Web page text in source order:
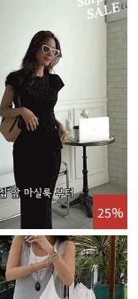
25%